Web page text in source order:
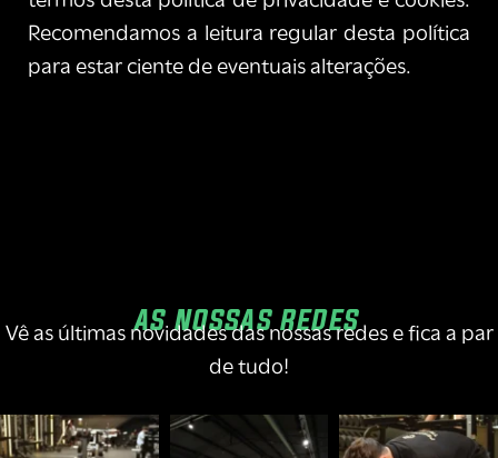
Recomendamos a leitura regular desta política
para estar ciente de eventuais alterações.
AS NOSSAS REDES
Vê as últimas novidades das nossas redes e fica a par
de tudo!